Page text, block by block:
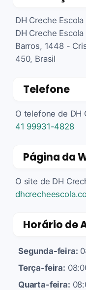
DH Creche
DH Creche
Barros, 1448 -
450, Brasil
Telefone
O telefone de DH
41 99931-4828
Página da
O site de DH
Horário de
Segunda-feira:
Terça-feira:
Quarta-feira: